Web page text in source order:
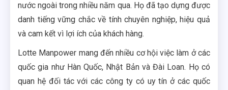
nước ngoài trong nhiều năm qua. Họ đã tạo dựng được
danh tiếng vững chắc về tính chuyên nghiệp, hiệu quả
và cam kết vì lợi ích của khách hàng.
Lotte Manpower mang đến nhiều cơ hội việc làm ở các
quốc gia như Hàn Quốc, Nhật Bản và Đài Loan. Họ có
quan hệ đối tác với các công ty có uy tín ở các quốc